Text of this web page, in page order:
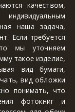
качеством,
наша задача,
Если требуется
мы уточняем
такое изделие,
вид бумаги,
вид обложки
понимать, что
фотокниг и